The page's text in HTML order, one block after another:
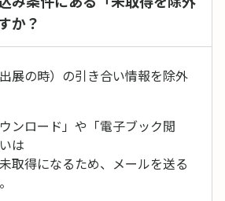
か？
展の時）の引き合い情報を除外
ンロード」や「電子ブック閲
は
取得になるため、メールを送る